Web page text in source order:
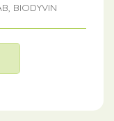
BIODYVIN